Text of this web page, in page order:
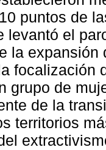
puntos de
levantó el
la
focalización
grupo de
de la
territorios